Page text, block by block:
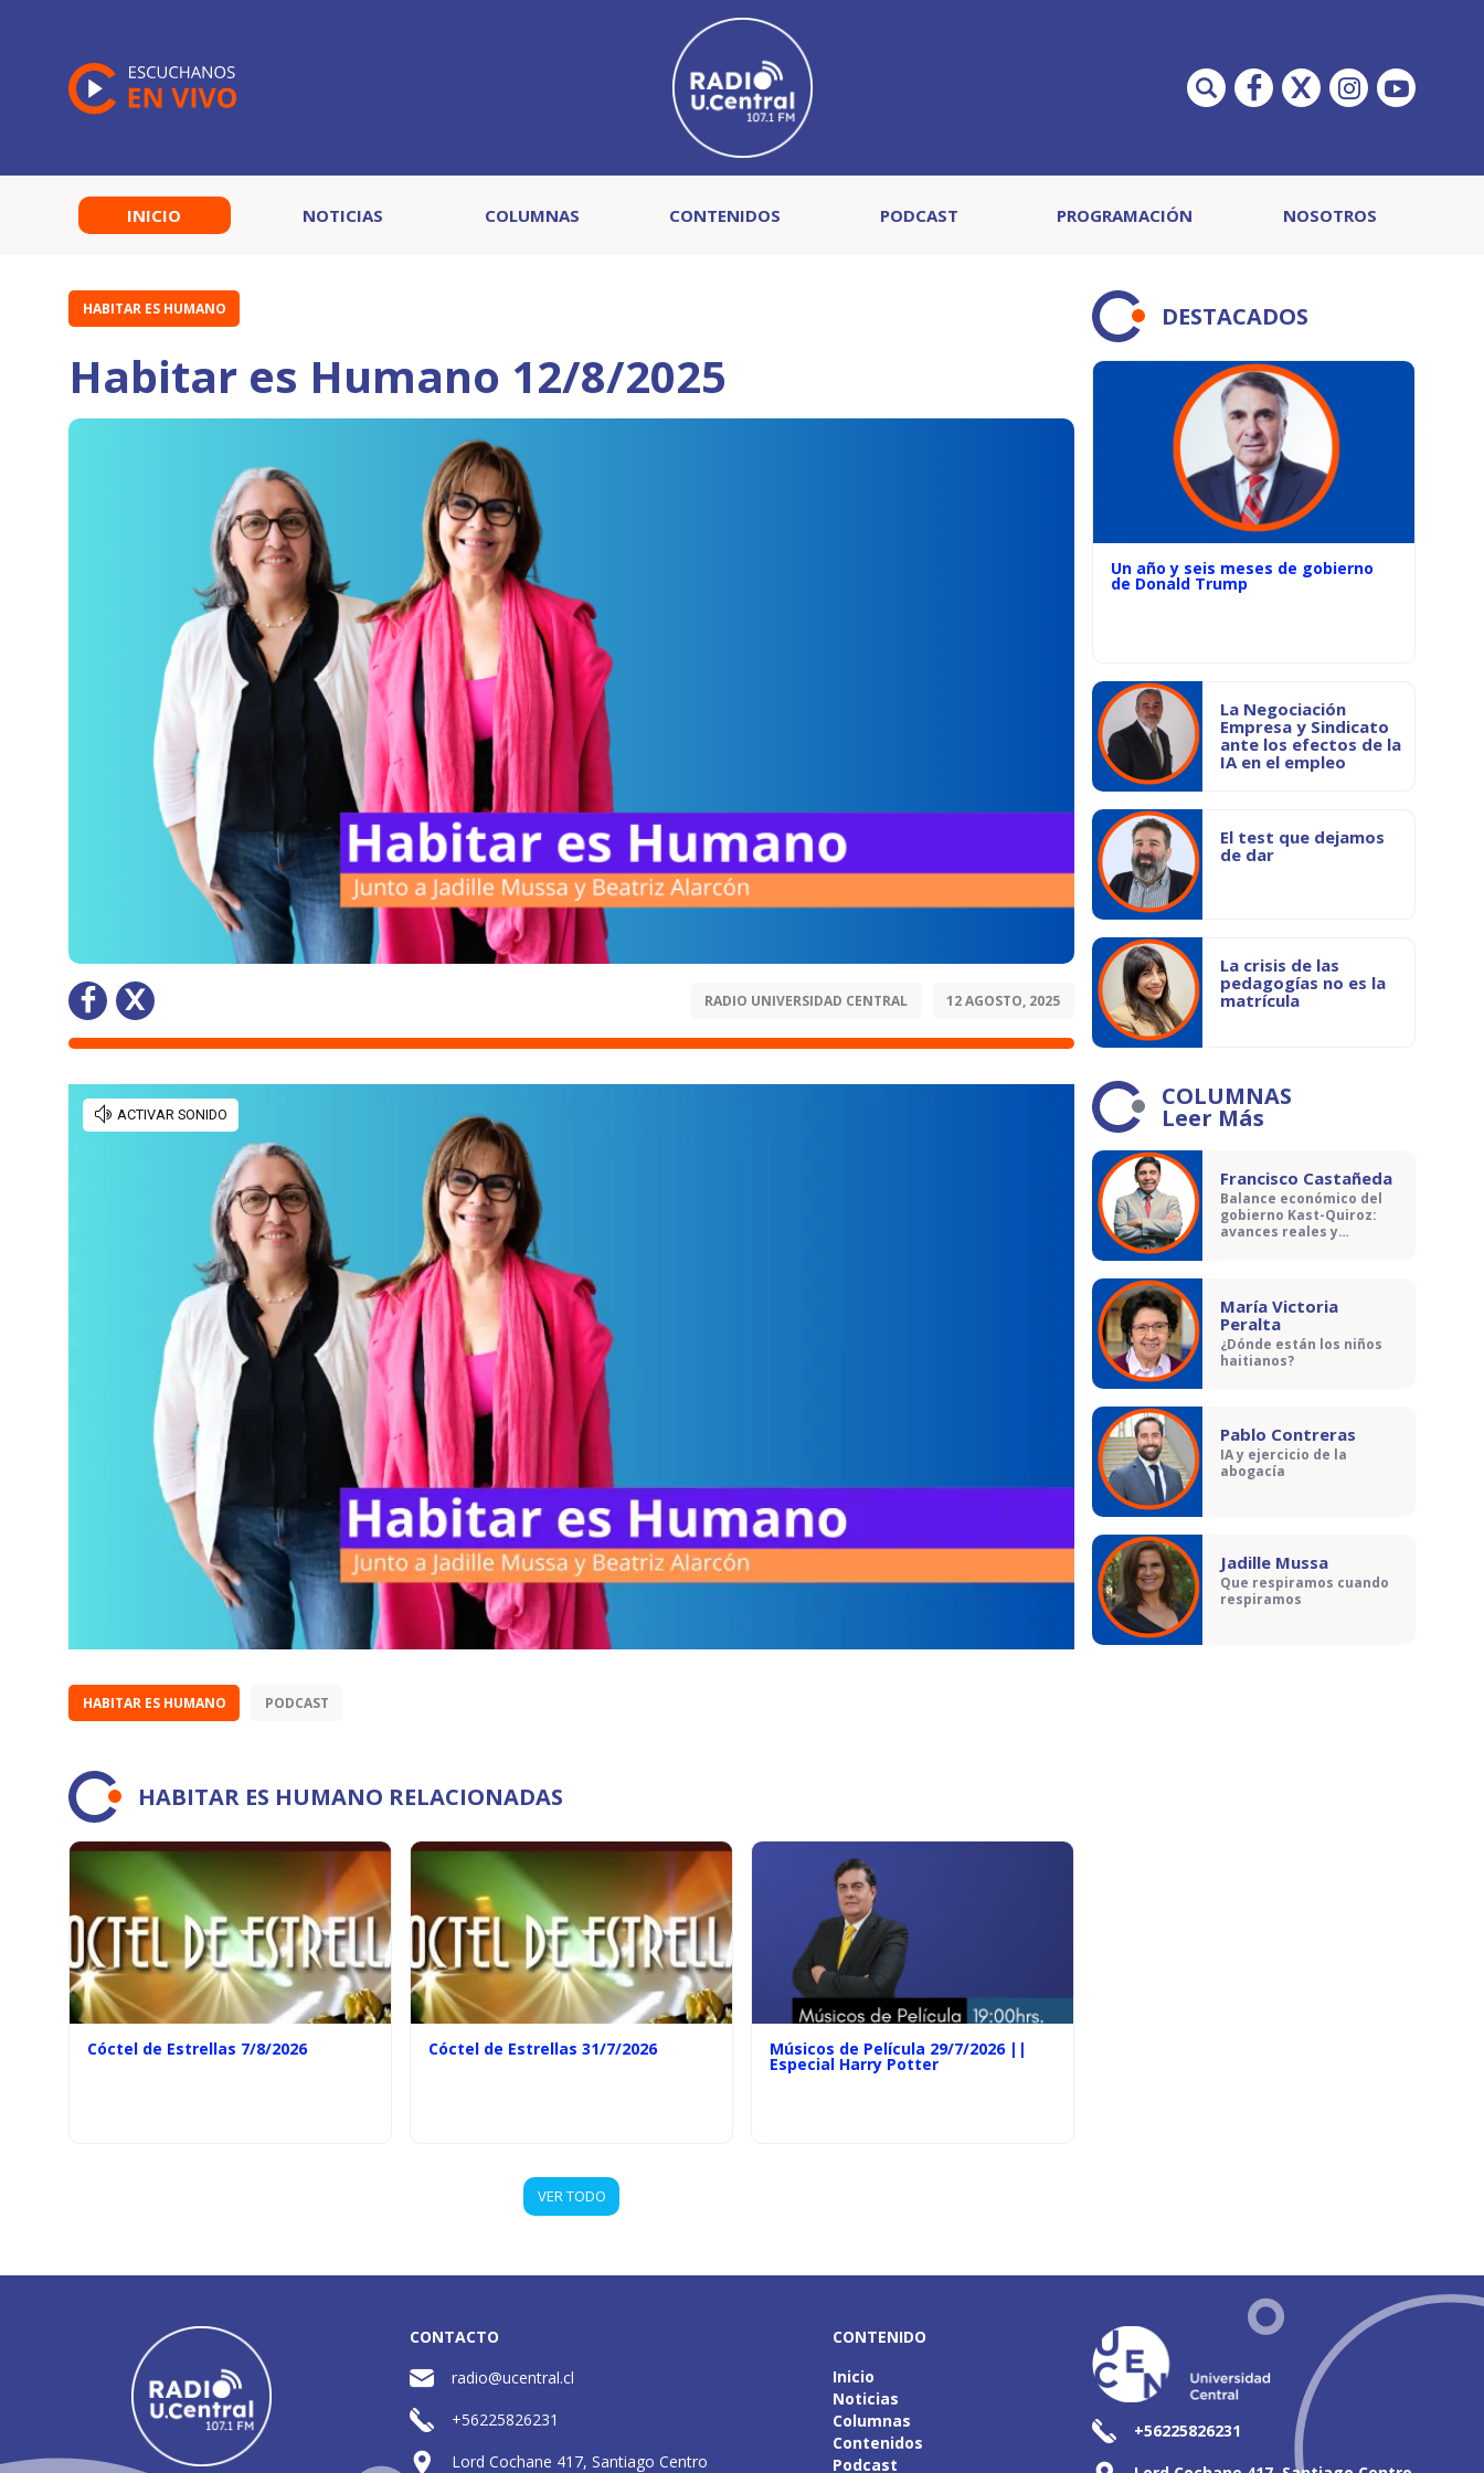
INICIO NOTICIAS COLUMNAS CONTENIDOS PODCAST PROGRAMACIÓN NOSOTROS
HABITAR ES HUMANO
Habitar es Humano 12/8/2025
RADIO UNIVERSIDAD CENTRAL 12 AGOSTO, 2025
HABITAR ES HUMANO PODCAST
HABITAR ES HUMANO RELACIONADAS
Cóctel de Estrellas 7/8/2026 Cóctel de Estrellas 31/7/2026 Músicos de Película 29/7/2026 ||
Especial Harry Potter
VER TODO
DESTACADOS
Un año y seis meses de gobierno
de Donald Trump
La Negociación
Empresa y Sindicato
ante los efectos de la
IA en el empleo
El test que dejamos
de dar
La crisis de las
pedagogías no es la
matrícula
COLUMNAS
Leer Más
Francisco Castañeda
Balance económico del
gobierno Kast-Quiroz:
avances reales y
María Victoria
Peralta
¿Dónde están los niños
haitianos?
Pablo Contreras
IA y ejercicio de la
abogacía
Jadille Mussa
Que respiramos cuando
respiramos
CONTACTO
radio@ucentral.cl
+56225826231
Lord Cochane 417, Santiago Centro
CONTENIDO
Inicio
Noticias
Columnas
Contenidos
Podcast
+56225826231